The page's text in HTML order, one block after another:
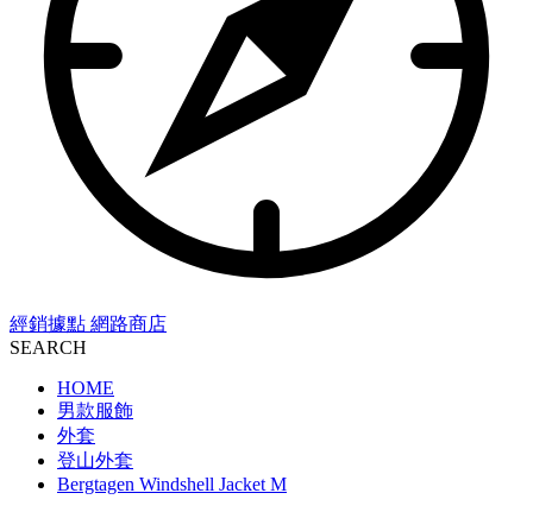
經銷據點 網路商店
SEARCH
HOME
男款服飾
外套
登山外套
Bergtagen Windshell Jacket M